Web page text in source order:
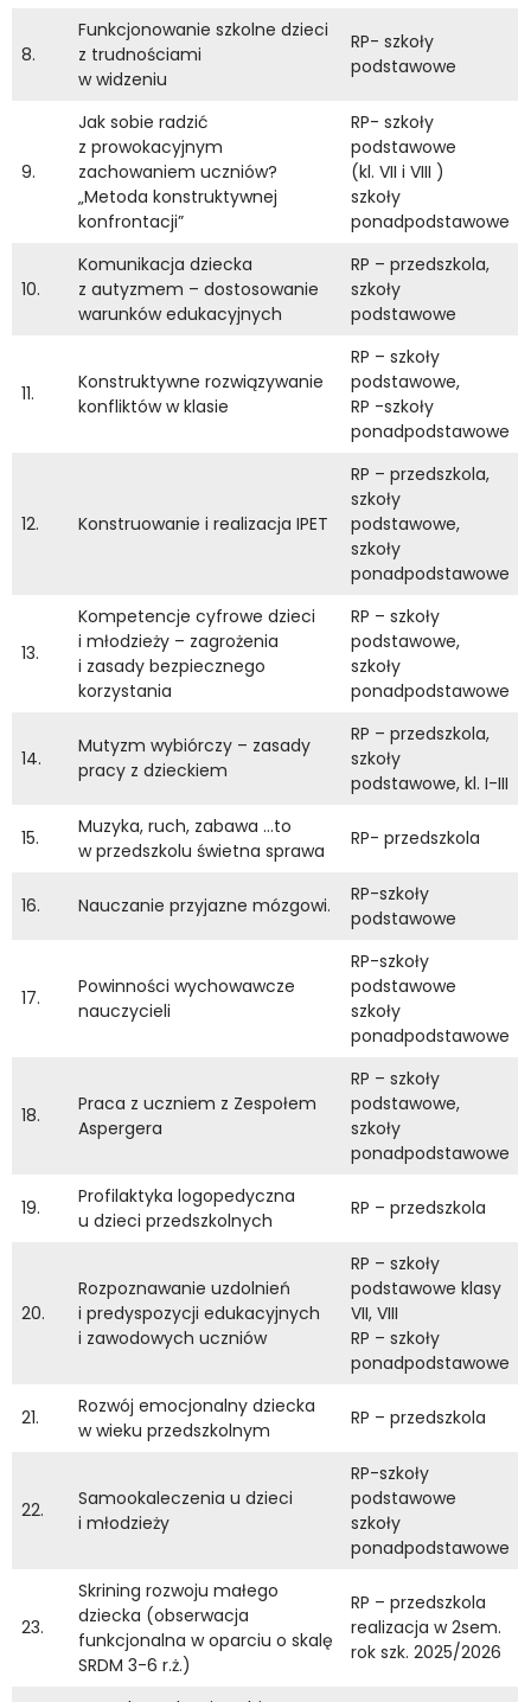
8.
Funkcjonowanie szkolne dzieci
z trudnościami
w widzeniu
RP- szkoły
podstawowe
9.
Jak sobie radzić
z prowokacyjnym
zachowaniem uczniów?
„Metoda konstruktywnej
konfrontacji”
RP- szkoły
podstawowe
(kl. VII i VIII )
szkoły
ponadpodstawowe
10.
Komunikacja dziecka
z autyzmem – dostosowanie
warunków edukacyjnych
RP – przedszkola,
szkoły
podstawowe
11.
Konstruktywne rozwiązywanie
konfliktów w klasie
RP – szkoły
podstawowe,
RP -szkoły
ponadpodstawowe
12. Konstruowanie i realizacja IPET
RP – przedszkola,
szkoły
podstawowe,
szkoły
ponadpodstawowe
13.
Kompetencje cyfrowe dzieci
i młodzieży – zagrożenia
i zasady bezpiecznego
korzystania
RP – szkoły
podstawowe,
szkoły
ponadpodstawowe
14.
Mutyzm wybiórczy – zasady
pracy z dzieckiem
RP – przedszkola,
szkoły
podstawowe, kl. I-III
15.
Muzyka, ruch, zabawa …to
w przedszkolu świetna sprawa
RP- przedszkola
16. Nauczanie przyjazne mózgowi.
RP-szkoły
podstawowe
17.
Powinności wychowawcze
nauczycieli
RP-szkoły
podstawowe
szkoły
ponadpodstawowe
18.
Praca z uczniem z Zespołem
Aspergera
RP – szkoły
podstawowe,
szkoły
ponadpodstawowe
19.
Profilaktyka logopedyczna
u dzieci przedszkolnych
RP – przedszkola
20.
Rozpoznawanie uzdolnień
i predyspozycji edukacyjnych
i zawodowych uczniów
RP – szkoły
podstawowe klasy
VII, VIII
RP – szkoły
ponadpodstawowe
21.
Rozwój emocjonalny dziecka
w wieku przedszkolnym
RP – przedszkola
22.
Samookaleczenia u dzieci
i młodzieży
RP-szkoły
podstawowe
szkoły
ponadpodstawowe
23.
Skrining rozwoju małego
dziecka (obserwacja
funkcjonalna w oparciu o skalę
SRDM 3-6 r.ż.)
RP – przedszkola
realizacja w 2sem.
rok szk. 2025/2026